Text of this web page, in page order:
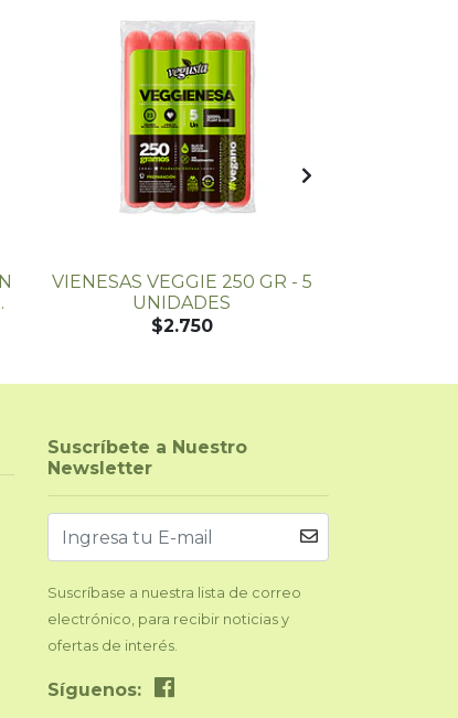
VIENESAS VEGGIE 250 GR - 5
UNIDADES
$2.750
Suscríbete a Nuestro
Newsletter
Suscríbase a nuestra lista de correo
electrónico, para recibir noticias y
ofertas de interés.
Síguenos: